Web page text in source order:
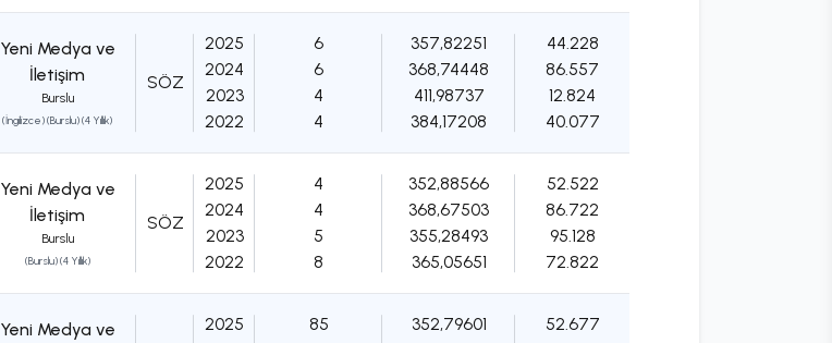
Yeni Medya ve
İletişim
Burslu
(İngilizce) (Burslu) (4 Yıllık)
SÖZ
2025
2024
2023
2022
6
6
4
4
357,82251
368,74448
411,98737
384,17208
44.228
86.557
12.824
40.077
Yeni Medya ve
İletişim
Burslu
(Burslu) (4 Yıllık)
SÖZ
2025
2024
2023
2022
4
4
5
8
352,88566
368,67503
355,28493
365,05651
52.522
86.722
95.128
72.822
Yeni Medya ve
2025
85
352,79601
52.677